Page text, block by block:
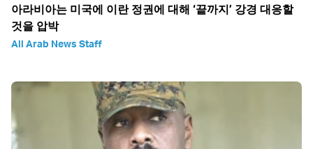
아라비아는 미국에 이란 정권에 대해 ‘끝까지’ 강경 대응할
것을 압박
All Arab News Staff